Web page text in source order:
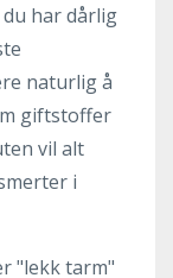
har dårlig
naturlig å
giftstoffer
vil alt
i
"lekk tarm"